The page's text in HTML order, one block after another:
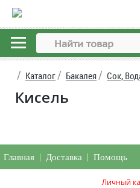
Каталог Бакалея Сок,
Кисель
Главная Доставка Помощь
Личный